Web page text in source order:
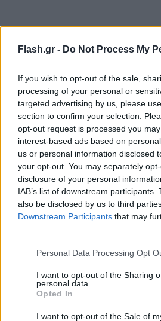
Flash.gr - Do Not Process My
If you wish to opt-out of the sale,
processing of your personal or
targeted advertising by us, please
section to confirm your selection.
opt-out request is processed you
interest-based ads based on
us or personal information disclosed
your opt-out. You may separately
disclosure of your personal
IAB’s list of downstream
also be disclosed by us to third
Downstream Participants that may
Please note that this website/app
not limited to your visit or usage
grant or deny consent to Google and
use your data for below specified
consent section.
Personal Data Processing Opt
I want to opt-out of the Sharing
personal data.
Opted In
I want to opt-out of the Sale of